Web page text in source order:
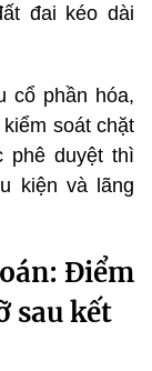
đai kéo dài
cổ phần hóa,
soát chặt
phê duyệt thì
kiện và lãng
Điểm
sau kết